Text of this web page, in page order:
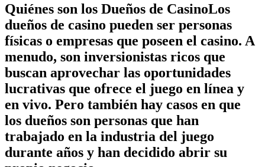
Quiénes son los Dueños de CasinoLos
dueños de casino pueden ser personas
físicas o empresas que poseen el casino. A
menudo, son inversionistas ricos que
buscan aprovechar las oportunidades
lucrativas que ofrece el juego en línea y
en vivo. Pero también hay casos en que
los dueños son personas que han
trabajado en la industria del juego
durante años y han decidido abrir su